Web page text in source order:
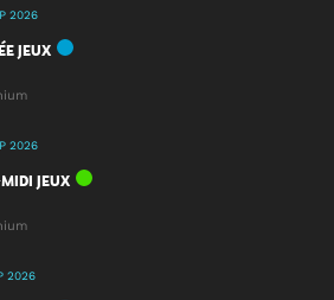
2026
JEUX
2026
JEUX
2026